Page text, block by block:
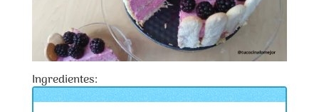
Ingredientes: